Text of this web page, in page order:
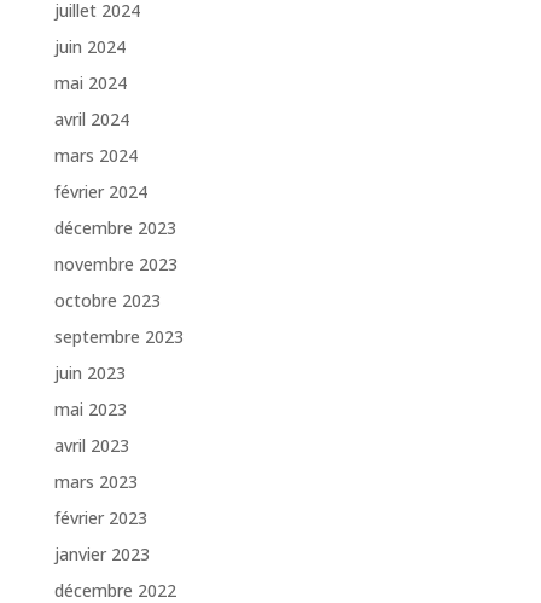
juillet 2024
juin 2024
mai 2024
avril 2024
mars 2024
février 2024
décembre 2023
novembre 2023
octobre 2023
septembre 2023
juin 2023
mai 2023
avril 2023
mars 2023
février 2023
janvier 2023
décembre 2022